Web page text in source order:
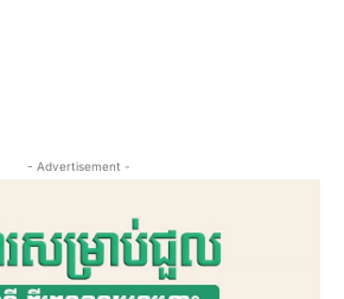
- Advertisement -